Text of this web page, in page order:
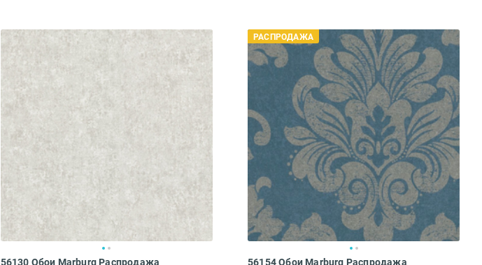
56130 Обои Marburg Распродажа
РАСПРОДАЖА
56154 Обои Marburg Распродажа